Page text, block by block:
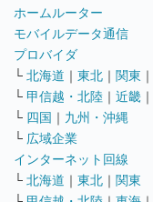
ホームルーター
モバイルデータ通信
プロバイダ
└ 北海道 ｜ 東北 ｜ 関東 ｜
└ 甲信越・北陸 ｜ 近畿 ｜
└ 四国 ｜ 九州・沖縄
└ 広域企業
インターネット回線
└ 北海道 ｜ 東北 ｜ 関東